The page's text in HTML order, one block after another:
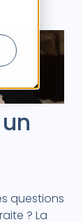
questions
? La